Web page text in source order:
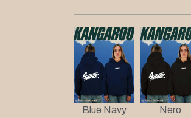
Blue Navy Nero